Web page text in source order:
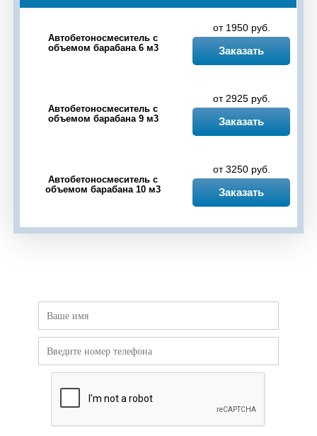
Чекмагуш
Черкассы Чесноковка Чишмы Шакша
Автобетоносмеситель с
объемом барабана 6 м3
от 1950 руб.
Заказать
Автобетоносмеситель с
объемом барабана 9 м3
от 2925 руб.
Заказать
Автобетоносмеситель с
объемом барабана 10 м3
от 3250 руб.
Заказать